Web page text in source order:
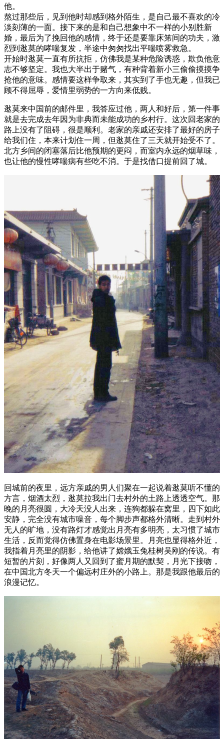
他。
熬过那些后，见到他时却感到格外陌生，是自己最不喜欢的冷
淡刻薄的一面。接下来的是和自己想象中不一样的小别胜新
婚，最后为了挽回他的感情，终于还是要靠床笫间的功夫，激
烈到逖莫的哮喘复发，半途中匆匆找出平喘喷雾救急。
开始时逖莫一直有所抗拒，仿佛我是某种危险诱惑，欺负他意
志不够坚定。我也大半出于赌气，有种背着新小三偷偷摸摸争
抢他的意味。感情要这样争取来，其实到了手也无趣，但我已
顾不得屈辱，爱情里弱势的一方向来低贱。
逖莫来中国前的邮件里，我答应过他，两人和好后，第一件事
就是去完成去年因为非典而未能成功的乡村行。这次回老家的
路上没有了阻碍，很是顺利。老家的亲戚还安排了最好的房子
给我们住，本来计划住一周，但逖莫住了三天就开始受不了。
北方乡间的闭塞落后比他预期的更闷，而室内永远的烟草味，
也让他的慢性哮喘病有些吃不消。于是找借口提前回了城。
回城前的夜里，远方亲戚的男人们聚在一起说着逖莫听不懂的
方言，烟酒太烈，逖莫拉我出门去村外的土路上透透空气。那
晚的月亮很圆，大冷天没人出来，连狗都躲在窝里，四下如此
安静，完全没有城市噪音，每个脚步声都格外清晰。走到村外
无人的旷地，没有路灯才感觉出月亮有多明亮，太习惯了城市
生活，反而觉得仿佛置身在电影场景里。月亮也显得格外近，
我指着月亮里的阴影，给他讲了嫦娥玉兔桂树吴刚的传说。有
短暂的片刻，好像两人又回到了蜜月期的默契，月光下接吻，
在中国北方冬天一个偏远村庄外的小路上。那是我跟他最后的
浪漫记忆。